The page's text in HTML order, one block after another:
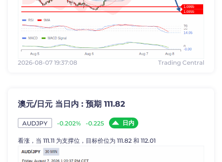
2026-08-07 19:37:08 Trading Central
澳元/日元 当日内 : 预期 111.82
AUDJPY -0.202% -0.225 日内
看涨，当 111.11 为支撑位，目标价位为 111.82 和 112.01